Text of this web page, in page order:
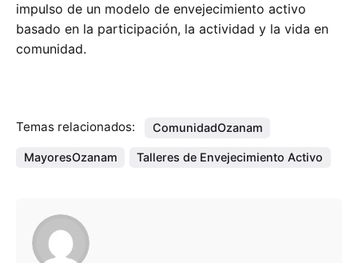
impulso de un modelo de envejecimiento activo
basado en la participación, la actividad y la vida en
comunidad.
Temas relacionados: ComunidadOzanam
MayoresOzanam Talleres de Envejecimiento Activo